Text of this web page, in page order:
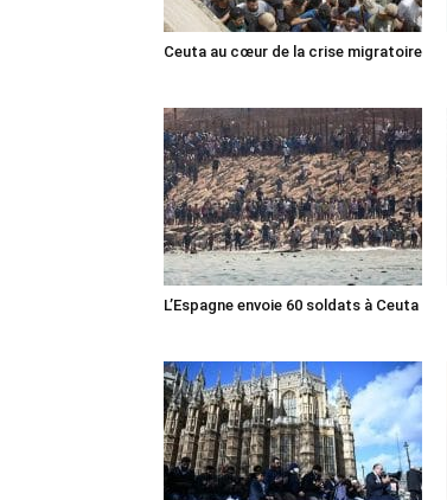
Ceuta au cœur de la crise migratoire
L’Espagne envoie 60 soldats à Ceuta